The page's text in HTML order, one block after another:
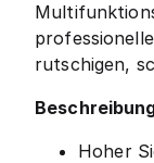
rutschigen,
Hoher